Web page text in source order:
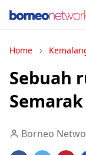
Home
Sebuah
Borneo